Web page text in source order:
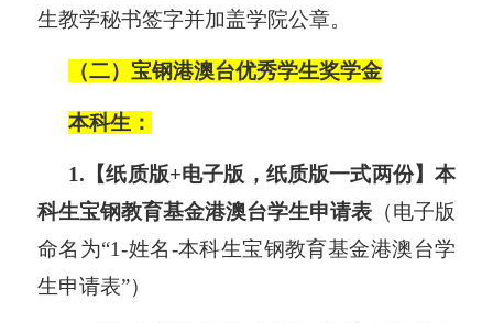
生教学秘书签字并加盖学院公章。
（二） 宝钢港澳台优秀学生奖学金
本科生：
1.【纸质版+电子版，纸质版一式两份】本
科生宝钢教育基金港澳台学生申请表 （电子版
命名为“1-姓名-本科生宝钢教育基金港澳台学
生申请表”）